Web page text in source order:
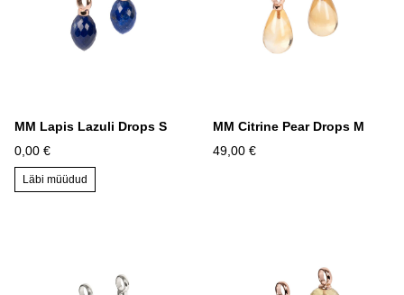
MM Lapis Lazuli Drops S
0,00 €
Läbi müüdud
MM Citrine Pear Drops M
49,00 €